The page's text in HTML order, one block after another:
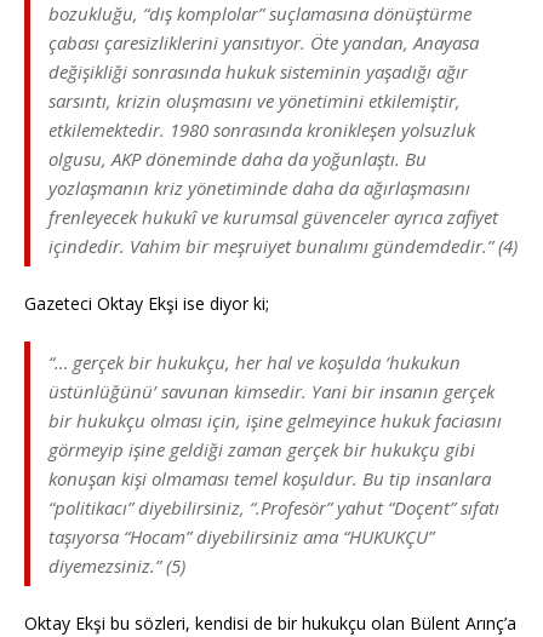
bozukluğu, “dış komplolar” suçlamasına dönüştürme
çabası çaresizliklerini yansıtıyor. Öte yandan, Anayasa
değişikliği sonrasında hukuk sisteminin yaşadığı ağır
sarsıntı, krizin oluşmasını ve yönetimini etkilemiştir,
etkilemektedir. 1980 sonrasında kronikleşen yolsuzluk
olgusu, AKP döneminde daha da yoğunlaştı. Bu
yozlaşmanın kriz yönetiminde daha da ağırlaşmasını
frenleyecek hukukî ve kurumsal güvenceler ayrıca zafiyet
içindedir. Vahim bir meşruiyet bunalımı gündemdedir.” (4)
Gazeteci Oktay Ekşi ise diyor ki;
“… gerçek bir hukukçu, her hal ve koşulda ‘hukukun
üstünlüğünü’ savunan kimsedir. Yani bir insanın gerçek
bir hukukçu olması için, işine gelmeyince hukuk faciasını
görmeyip işine geldiği zaman gerçek bir hukukçu gibi
konuşan kişi olmaması temel koşuldur. Bu tip insanlara
“politikacı” diyebilirsiniz, “.Profesör” yahut “Doçent” sıfatı
taşıyorsa “Hocam” diyebilirsiniz ama “HUKUKÇU”
diyemezsiniz.” (5)
Oktay Ekşi bu sözleri, kendisi de bir hukukçu olan Bülent Arınç’a